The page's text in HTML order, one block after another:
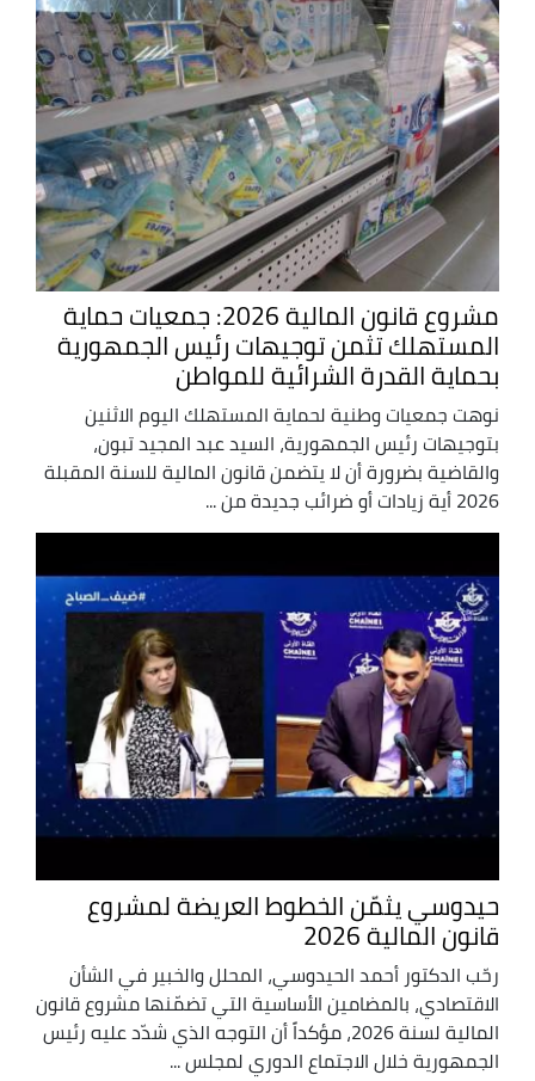
مشروع قانون المالية 2026: جمعيات حماية
المستهلك تثمن توجيهات رئيس الجمهورية
بحماية القدرة الشرائية للمواطن
نوهت جمعيات وطنية لحماية المستهلك اليوم الاثنين
بتوجيهات رئيس الجمهورية، السيد عبد المجيد تبون،
والقاضية بضرورة أن لا يتضمن قانون المالية للسنة المقبلة
2026 أية زيادات أو ضرائب جديدة من ...
حيدوسي يثمّن الخطوط العريضة لمشروع
قانون المالية 2026
رحّب الدكتور أحمد الحيدوسي، المحلل والخبير في الشأن
الاقتصادي، بالمضامين الأساسية التي تضمّنها مشروع قانون
المالية لسنة 2026، مؤكداً أن التوجه الذي شدّد عليه رئيس
الجمهورية خلال الاجتماع الدوري لمجلس ...